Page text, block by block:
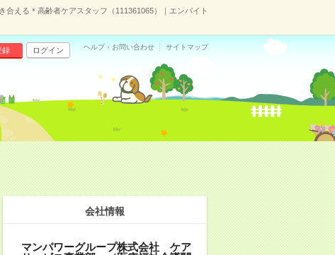
合える＊高齢者ケアスタッフ（111361065）｜エンバイト
録 ログイン ヘルプ・お問い合わせ サイトマップ
会社情報
マンパワーグループ株式会社 ケア